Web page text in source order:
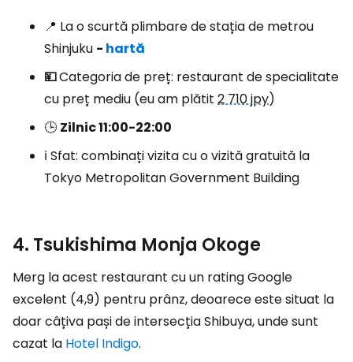
📍 La o scurtă plimbare de stația de metrou
Shinjuku - hartă
💴Categoria de preț: restaurant de specialitate
cu preț mediu (eu am plătit 2 710 jpy)
🕒 Zilnic 11:00-22:00
ℹ️ Sfat: combinați vizita cu o vizită gratuită la
Tokyo Metropolitan Government Building
4. Tsukishima Monja Okoge
Merg la acest restaurant cu un rating Google
excelent (4,9) pentru prânz, deoarece este situat la
doar câțiva pași de intersecția Shibuya, unde sunt
cazat la Hotel Indigo.